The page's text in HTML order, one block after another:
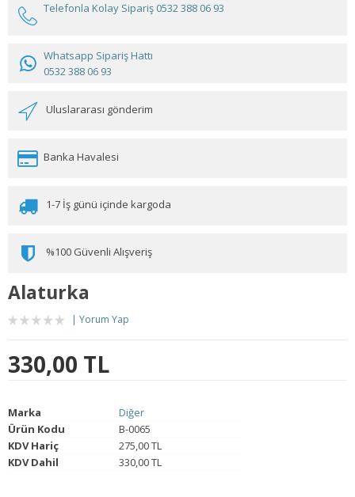
Telefonla Kolay Sipariş 0532 388 06 93
Whatsapp Sipariş Hattı
0532 388 06 93
Uluslararası gönderim
Banka Havalesi
1-7 İş günü içinde kargoda
%100 Güvenli Alışveriş
Alaturka
Yorum Yap
330,00 TL
Marka
Diğer
Ürün Kodu
B-0065
KDV Hariç
275,00 TL
KDV Dahil
330,00 TL